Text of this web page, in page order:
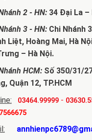
2 - HN:34 Đại La –
3 - HN:Chi Nhánh
Liệt, Hoàng Mai, Hà
– Hà Nội.
HCM:Số 350/31/
Quận 12, TP.HCM
03464.99999-